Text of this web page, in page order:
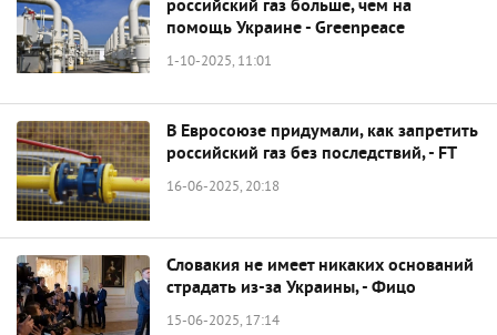
российский газ больше, чем на
помощь Украине - Greenpeace
1-10-2025, 11:01
В Евросоюзе придумали, как запретить
российский газ без последствий, - FT
16-06-2025, 20:18
Словакия не имеет никаких оснований
страдать из-за Украины, - Фицо
15-06-2025, 17:14